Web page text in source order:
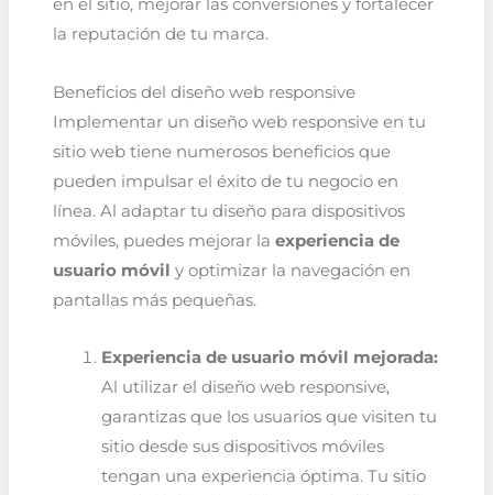
en el sitio, mejorar las conversiones y fortalecer
la reputación de tu marca.
Beneficios del diseño web responsive
Implementar un diseño web responsive en tu
sitio web tiene numerosos beneficios que
pueden impulsar el éxito de tu negocio en
línea. Al adaptar tu diseño para dispositivos
móviles, puedes mejorar la experiencia de
usuario móvil y optimizar la navegación en
pantallas más pequeñas.
Experiencia de usuario móvil mejorada:
Al utilizar el diseño web responsive,
garantizas que los usuarios que visiten tu
sitio desde sus dispositivos móviles
tengan una experiencia óptima. Tu sitio